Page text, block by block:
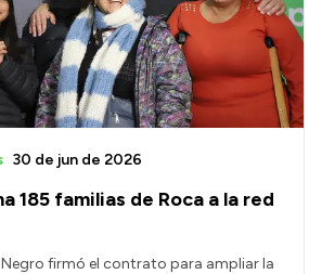
a proveedores
185 familias de Roca a la red
30 de jun de 2026
Negro firmó el contrato para ampliar la